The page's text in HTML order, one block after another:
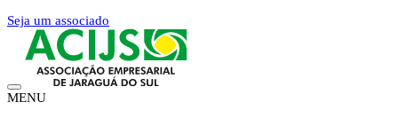
Seja um associado
MENU